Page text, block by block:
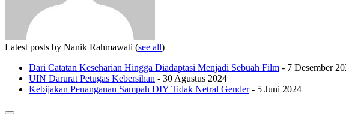
Latest posts by Nanik Rahmawati (see all)
Dari Catatan Keseharian Hingga Diadaptasi Menjadi Sebuah Film - 7 Desember
UIN Darurat Petugas Kebersihan - 30 Agustus 2024
Kebijakan Penanganan Sampah DIY Tidak Netral Gender- 5 Juni 2024